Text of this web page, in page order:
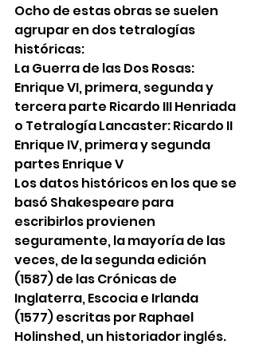
Ocho de estas obras se suelen
agrupar en dos tetralogías
históricas:
La Guerra de las Dos Rosas:
Enrique VI, primera, segunda y
tercera parte Ricardo III Henriada
o Tetralogía Lancaster: Ricardo II
Enrique IV, primera y segunda
partes Enrique V
Los datos históricos en los que se
basó Shakespeare para
escribirlos provienen
seguramente, la mayoría de las
veces, de la segunda edición
(1587) de las Crónicas de
Inglaterra, Escocia e Irlanda
(1577) escritas por Raphael
Holinshed, un historiador inglés.